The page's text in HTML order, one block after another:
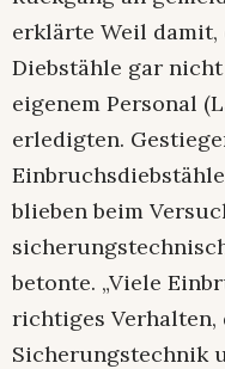
erklärte Weil damit,
Diebstähle gar
eigenem Personal
erledigten.
blieben beim
betonte. „Viele
richtiges
Sicherungstechnik